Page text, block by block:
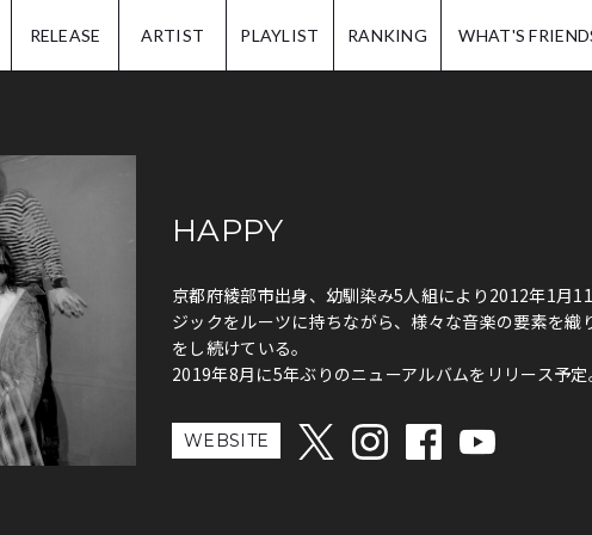
RELEASE ARTIST PLAYLIST RANKING WHAT'S
HAPPY
京都府綾部市出身、幼馴染み5人組により2012年1月
ジックをルーツに持ちながら、様々な音楽の要素を織
をし続けている。
2019年8月に5年ぶりのニューアルバムをリリース予定
WEBSITE